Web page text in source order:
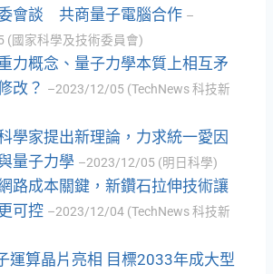
會談 共商量子電腦合作 –
(國家科學及技術委員會)
力概念、量子力學本質上相互矛
改？ –2023/12/05 (TechNews 科技新
學家提出新理論，力求統一愛因
量子力學 –2023/12/05 (明日科學)
路成本關鍵，新鑽石拉伸技術讓
可控 –2023/12/04 (TechNews 科技新
運算晶片亮相 目標2033年成大型